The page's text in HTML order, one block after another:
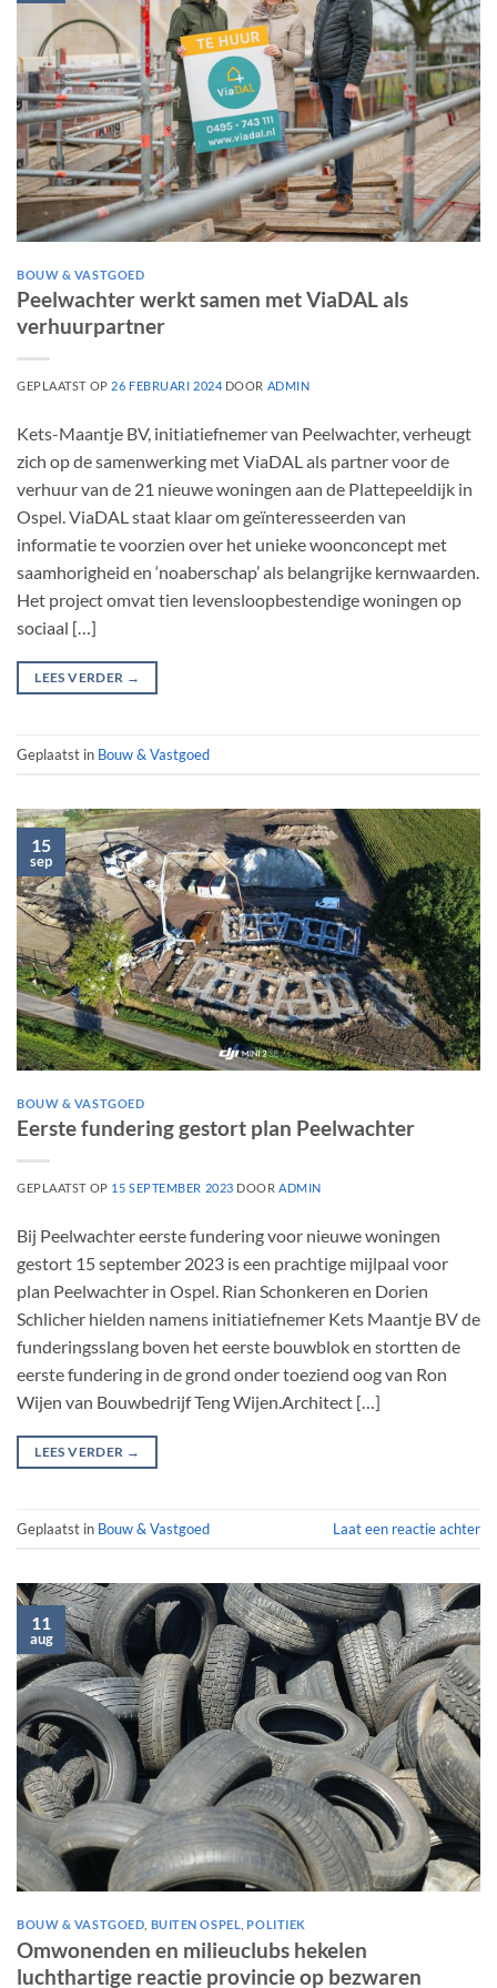
BOUW & VASTGOED
Peelwachter werkt samen met ViaDAL als
verhuurpartner
GEPLAATST OP 26 FEBRUARI 2024 DOOR ADMIN
Kets-Maantje BV, initiatiefnemer van Peelwachter, verheugt
zich op de samenwerking met ViaDAL als partner voor de
verhuur van de 21 nieuwe woningen aan de Plattepeeldijk in
Ospel. ViaDAL staat klaar om geïnteresseerden van
informatie te voorzien over het unieke woonconcept met
saamhorigheid en ‘noaberschap’ als belangrijke kernwaarden.
Het project omvat tien levensloopbestendige woningen op
sociaal […]
LEES VERDER →
Geplaatst in Bouw & Vastgoed
15
sep
BOUW & VASTGOED
Eerste fundering gestort plan Peelwachter
GEPLAATST OP 15 SEPTEMBER 2023 DOORADMIN
Bij Peelwachter eerste fundering voor nieuwe woningen
gestort 15 september 2023 is een prachtige mijlpaal voor
plan Peelwachter in Ospel. Rian Schonkeren en Dorien
Schlicher hielden namens initiatiefnemer Kets Maantje BV de
funderingsslang boven het eerste bouwblok en stortten de
eerste fundering in de grond onder toeziend oog van Ron
Wijen van Bouwbedrijf Teng Wijen.Architect […]
LEES VERDER →
Geplaatst in Bouw & Vastgoed Laat een reactie achter
11
aug
BOUW & VASTGOED BUITEN OSPEL ,POLITIEK
Omwonenden en milieuclubs hekelen
luchthartige reactie provincie op bezwaren